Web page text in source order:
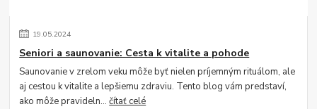
19.05.2024
Seniori a saunovanie: Cesta k vitalite a pohode
Saunovanie v zrelom veku môže byť nielen príjemným rituálom, ale
aj cestou k vitalite a lepšiemu zdraviu. Tento blog vám predstaví,
ako môže pravideln...čítať celé